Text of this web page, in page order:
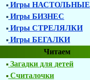
Игры НАСТОЛЬНЫЕ
Игры БИЗНЕС
Игры СТРЕЛЯЛКИ
Игры БЕГАЛКИ
Читаем
Загадки для детей
Считалочки